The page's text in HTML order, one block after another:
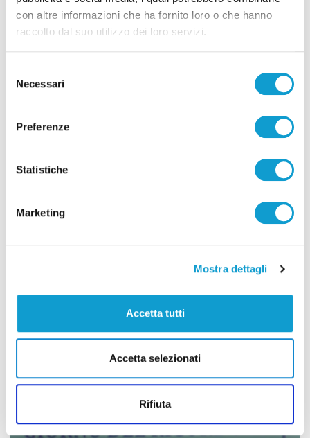
con altre informazioni che ha fornito loro o che hanno
raccolto dal suo utilizzo dei loro servizi.
delNecessari
Preferenze
Statistiche
Marketing
Mostra dettagli
Accetta tutti
Accetta selezionati
Rifiuta
di Rossella Luciani
Giorno del ricordo in consiglio regionale,